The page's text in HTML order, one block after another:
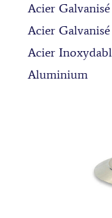
Acier Galvanisé
Acier
Acier
Aluminium